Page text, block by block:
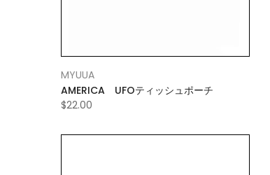
MYUUA
AMERICA UFOティッシュポーチ
$22.00